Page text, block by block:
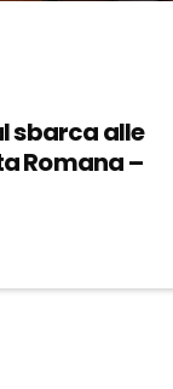
sbarca alle
Romana –